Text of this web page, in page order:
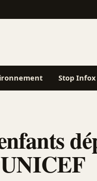
Stop Infox